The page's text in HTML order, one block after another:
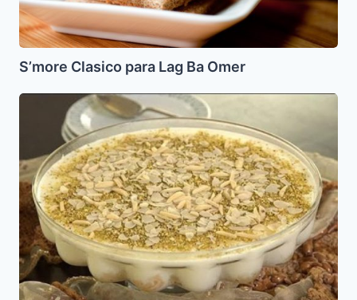
S’more Clasico para Lag Ba Omer
Almacie